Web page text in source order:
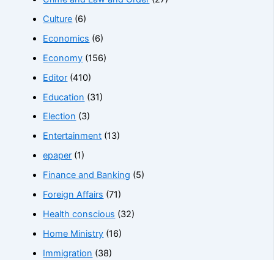
Culture (6)
Economics (6)
Economy (156)
Editor (410)
Education (31)
Election (3)
Entertainment (13)
epaper (1)
Finance and Banking (5)
Foreign Affairs (71)
Health conscious (32)
Home Ministry (16)
Immigration (38)